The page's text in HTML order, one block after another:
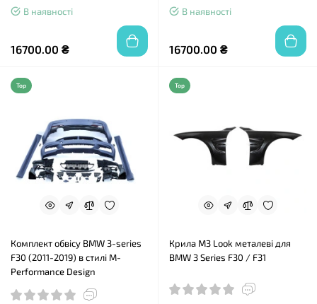
В наявності
16700.00 ₴
В наявності
16700.00 ₴
Top
Комплект обвісу BMW 3-series
F30 (2011-2019) в стилі M-
Performance Design
Top
Крила M3 Look металеві для
BMW 3 Series F30 / F31